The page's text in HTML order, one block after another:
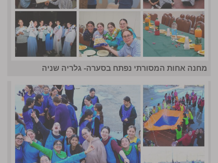
מחנה אחות המסורתי נפתח בסערה- גלריה שניה